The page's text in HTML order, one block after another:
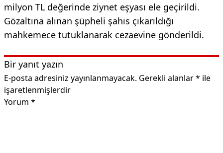
milyon TL değerinde ziynet eşyası ele geçirildi.
Gözaltına alınan şüpheli şahıs çıkarıldığı
mahkemece tutuklanarak cezaevine gönderildi.
Bir yanıt yazın
E-posta adresiniz yayınlanmayacak. Gerekli alanlar* ile
işaretlenmişlerdir
Yorum *